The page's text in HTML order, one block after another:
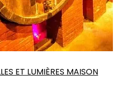
ET LUMIÈRES MAISON